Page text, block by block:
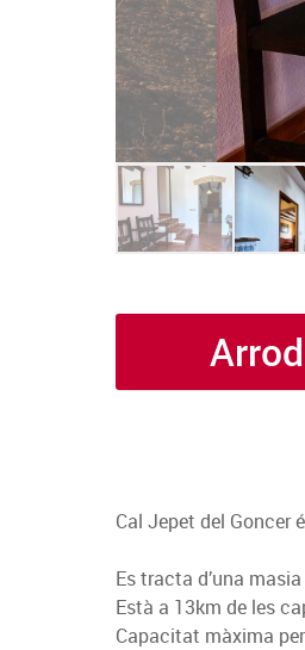
Cal Jepet del Goncer
Es tracta d’una
Està a 13km de les
Capacitat màxima